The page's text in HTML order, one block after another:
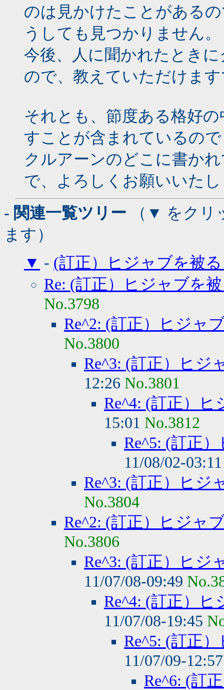
のは見かけたことがある
うしても見つかりません。
今後、人に聞かれたとき
ので、教えていただけま
それとも、節度ある格好
すことが含まれているの
クルアーンのどこに書か
で、よろしくお願いいた
- 関連一覧ツリー （▼ をクリ
ます）
▼ - (訂正）ヒジャブを被
Re: (訂正）ヒジャブを
No.3798
Re^2: (訂正）ヒジャ
No.3800
Re^3: (訂正）ヒジ
12:26 No.3801
Re^4: (訂正）
15:01 No.3812
Re^5: (訂正
11/08/02-
Re^3: (訂正）ヒジ
No.3804
Re^2: (訂正）ヒジャ
No.3806
Re^3: (訂正）ヒジ
11/07/08-09:49
Re^4: (訂正）
11/07/08-19:45
Re^5: (訂正
11/07/09-
Re^6: (訂